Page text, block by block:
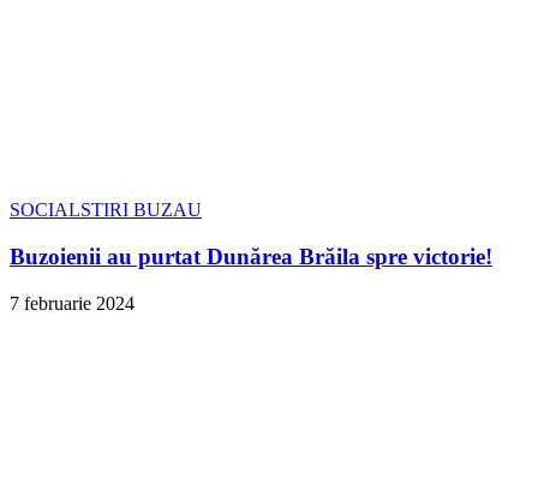
SOCIALSTIRI BUZAU
Buzoienii au purtat Dunărea Brăila spre victorie!
7 februarie 2024